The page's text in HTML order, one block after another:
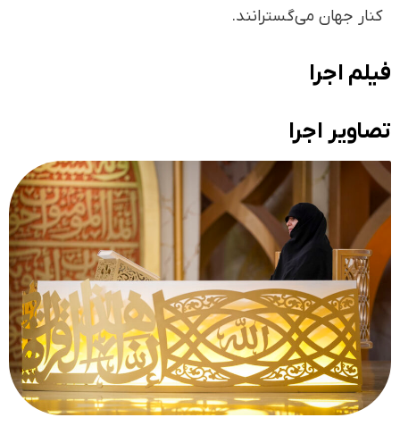
کنار جهان می‌گسترانند.
فیلم اجرا
تصاویر اجرا